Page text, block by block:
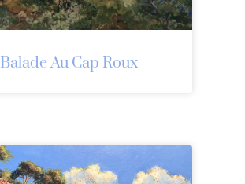
Balade Au Cap Roux